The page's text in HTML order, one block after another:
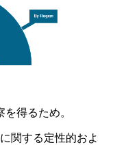
得るため。
関する定性的およ